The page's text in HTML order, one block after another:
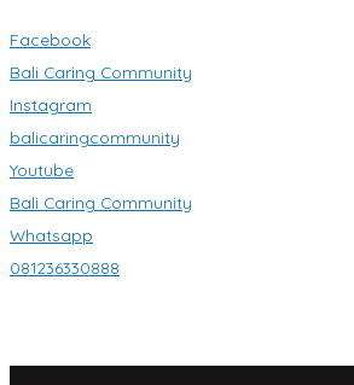
Facebook
Bali Caring Community
Instagram
balicaringcommunity
Youtube
Bali Caring Community
Whatsapp
081236330888